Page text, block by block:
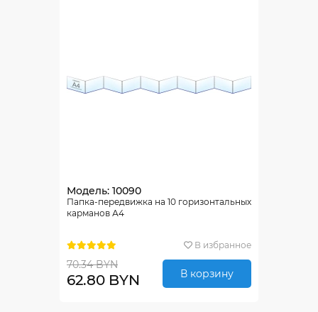
Модель: 10090
Папка-передвижка на 10 горизонтальных
карманов А4
В избранное
70.34 BYN
62.80 BYN В корзину